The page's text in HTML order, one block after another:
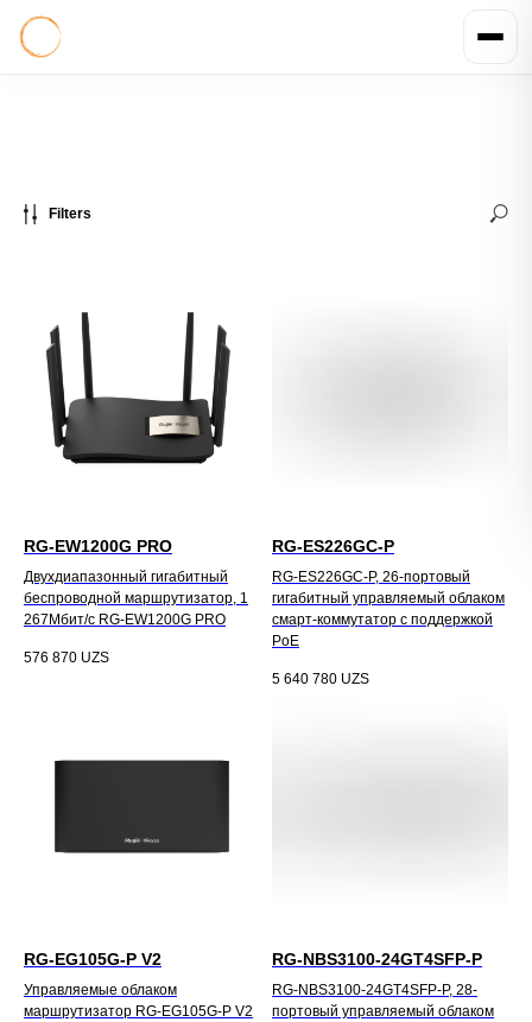
Filters
RG-EW1200G PRO
Двухдиапазонный гигабитный
беспроводной маршрутизатор, 1
267Мбит/с RG-EW1200G PRO
576 870 UZS
RG-ES226GC-P
RG-ES226GC-P, 26-портовый
гигабитный управляемый облаком
смарт-коммутатор с поддержкой
PoE
5 640 780 UZS
RG-EG105G-P V2
Управляемые облаком
маршрутизатор RG-EG105G-P V2
RG-NBS3100-24GT4SFP-P
RG-NBS3100-24GT4SFP-P, 28-
портовый управляемый облаком